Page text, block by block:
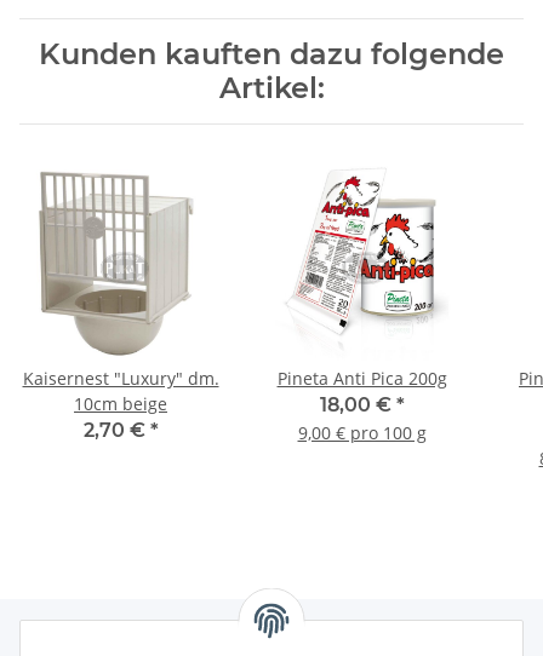
Kunden kauften dazu folgende
Artikel:
Kaisernest "Luxury" dm.
10cm beige
2,70 € *
Pineta Anti Pica 200g
18,00 € *
9,00 € pro 100 g